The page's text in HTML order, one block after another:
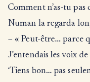
Comment n’as-tu pas
Numan la regarda
– « Peut-être… parce
J’entendais les voix
‘Tiens bon… pas